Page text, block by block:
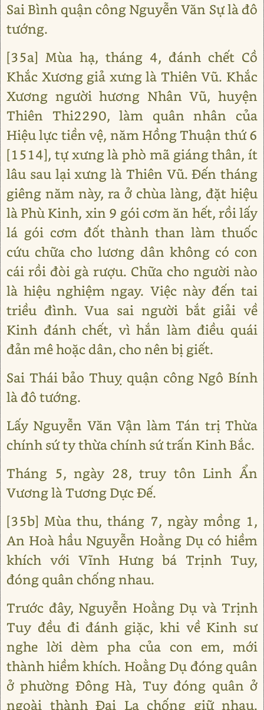
Sai Bình quận công Nguyễn Văn Sự là đô
tướng.
[35a] Mùa hạ, tháng 4, đánh chết Cồ
Khắc Xương giả xưng là Thiên Vũ. Khắc
Xương người hương Nhân Vũ, huyện
Thiên Thi2290, làm quân nhân của
Hiệu lực tiền vệ, năm Hồng Thuận thứ 6
[1514], tự xưng là phò mã giáng thân, ít
lâu sau lại xưng là Thiên Vũ. Đến tháng
giêng năm này, ra ở chùa làng, đặt hiệu
là Phù Kinh, xin 9 gói cơm ăn hết, rồi lấy
lá gói cơm đốt thành than làm thuốc
cứu chữa cho lương dân không có con
cái rồi đòi gà rượu. Chữa cho người nào
là hiệu nghiệm ngay. Việc này đến tai
triều đình. Vua sai người bắt giải về
Kinh đánh chết, vì hắn làm điều quái
đản mê hoặc dân, cho nên bị giết.
Sai Thái bảo Thuỵ quận công Ngô Bính
là đô tướng.
Lấy Nguyễn Văn Vận làm Tán trị Thừa
chính sứ ty thừa chính sứ trấn Kinh Bắc.
Tháng 5, ngày 28, truy tôn Linh Ẩn
Vương là Tương Dực Đế.
[35b] Mùa thu, tháng 7, ngày mồng 1,
An Hoà hầu Nguyễn Hoằng Dụ có hiềm
khích với Vĩnh Hưng bá Trịnh Tuy,
đóng quân chống nhau.
Trước đây, Nguyễn Hoằng Dụ và Trịnh
Tuy đều đi đánh giặc, khi về Kinh sư
nghe lời dèm pha của con em, mới
thành hiềm khích. Hoằng Dụ đóng quân
ở phường Đông Hà, Tuy đóng quân ở
ngoài thành Đại La chống giữ nhau.